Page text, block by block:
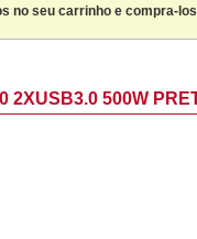
no seu carrinho e compra-
2XUSB3.0 500W